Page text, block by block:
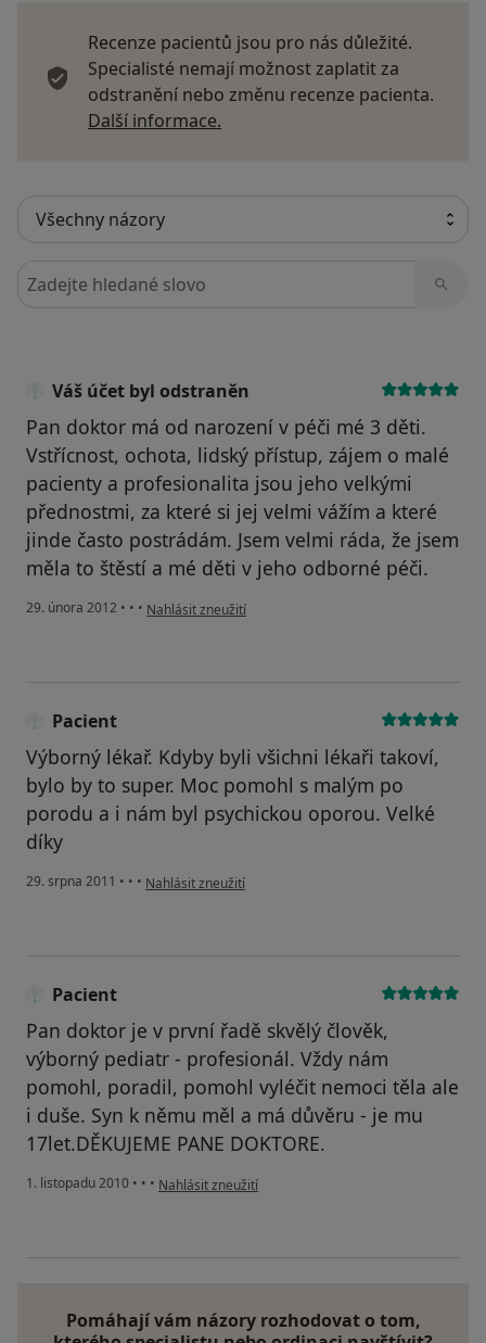
Recenze pacientů jsou pro nás důležité.
Specialisté nemají možnost zaplatit za
odstranění nebo změnu recenze pacienta.
Další informace.
Hledejte v názorech
Váš účet byl odstraněn
Pan doktor má od narození v péči mé 3 děti.
Vstřícnost, ochota, lidský přístup, zájem o malé
pacienty a profesionalita jsou jeho velkými
přednostmi, za které si jej velmi vážím a které
jinde často postrádám. Jsem velmi ráda, že jsem
měla to štěstí a mé děti v jeho odborné péči.
29. února 2012 • • • podle názoru uživatele Váš účet byl odstraněn
Nahlásit zneužití
Pacient
Výborný lékař. Kdyby byli všichni lékaři takoví,
bylo by to super. Moc pomohl s malým po
porodu a i nám byl psychickou oporou. Velké
díky
29. srpna 2011 • • • podle názoru uživatele Pacient
Nahlásit zneužití
Pacient
Pan doktor je v první řadě skvělý člověk,
výborný pediatr - profesionál. Vždy nám
pomohl, poradil, pomohl vyléčit nemoci těla ale
i duše. Syn k němu měl a má důvěru - je mu
17let.DĚKUJEME PANE DOKTORE.
1. listopadu 2010 • • • podle názoru uživatele Pacient
Nahlásit zneužití
Pomáhají vám názory rozhodovat o tom,